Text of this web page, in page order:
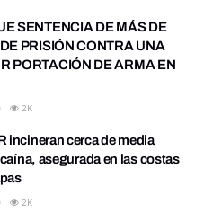
SENTENCIA DE MÁS DE
PRISIÓN CONTRA UNA
PORTACIÓN DE ARMA EN
2K
incineran cerca de media
asegurada en las costas
2K